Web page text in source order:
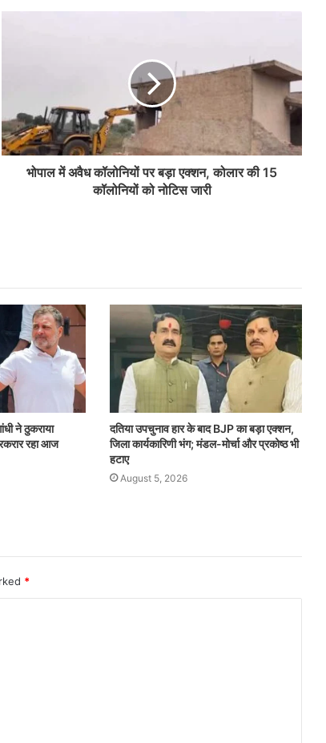
भोपाल में अवैध कॉलोनियों पर बड़ा एक्शन, कोलार की 15
कॉलोनियों को नोटिस जारी
ने ठुकराया
रहा आज
दतिया उपचुनाव हार के बाद BJP का बड़ा एक्शन,
जिला कार्यकारिणी भंग; मंडल-मोर्चा और प्रकोष्ठ भी
हटाए
August 5, 2026
*